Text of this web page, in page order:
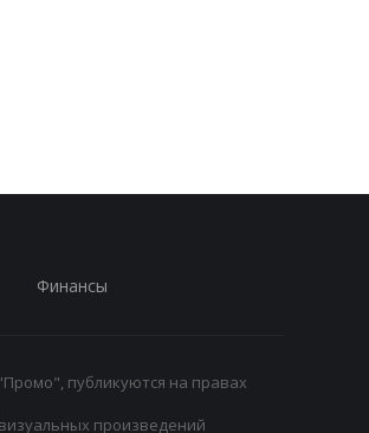
Финансы
публикуются на правах
произведений